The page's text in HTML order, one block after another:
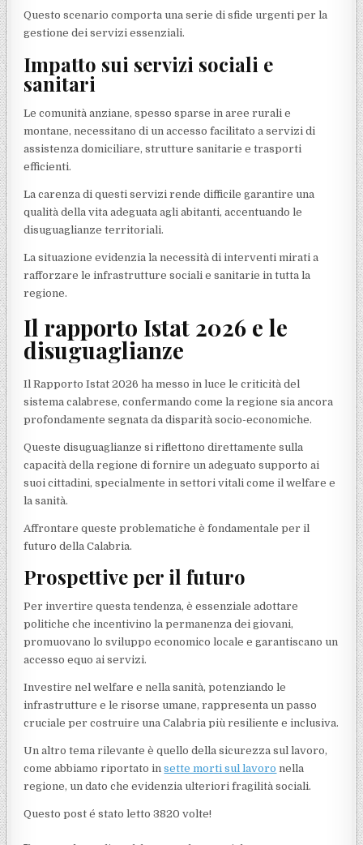
Questo scenario comporta una serie di sfide urgenti per la
gestione dei servizi essenziali.
Impatto sui servizi sociali e
sanitari
Le comunità anziane, spesso sparse in aree rurali e
montane, necessitano di un accesso facilitato a servizi di
assistenza domiciliare, strutture sanitarie e trasporti
efficienti.
La carenza di questi servizi rende difficile garantire una
qualità della vita adeguata agli abitanti, accentuando le
disuguaglianze territoriali.
La situazione evidenzia la necessità di interventi mirati a
rafforzare le infrastrutture sociali e sanitarie in tutta la
regione.
Il rapporto Istat 2026 e le
disuguaglianze
Il Rapporto Istat 2026 ha messo in luce le criticità del
sistema calabrese, confermando come la regione sia ancora
profondamente segnata da disparità socio-economiche.
Queste disuguaglianze si riflettono direttamente sulla
capacità della regione di fornire un adeguato supporto ai
suoi cittadini, specialmente in settori vitali come il welfare e
la sanità.
Affrontare queste problematiche è fondamentale per il
futuro della Calabria.
Prospettive per il futuro
Per invertire questa tendenza, è essenziale adottare
politiche che incentivino la permanenza dei giovani,
promuovano lo sviluppo economico locale e garantiscano un
accesso equo ai servizi.
Investire nel welfare e nella sanità, potenziando le
infrastrutture e le risorse umane, rappresenta un passo
cruciale per costruire una Calabria più resiliente e inclusiva.
Un altro tema rilevante è quello della sicurezza sul lavoro,
come abbiamo riportato insette morti sul lavoro nella
regione, un dato che evidenzia ulteriori fragilità sociali.
Questo post é stato letto 3820 volte!